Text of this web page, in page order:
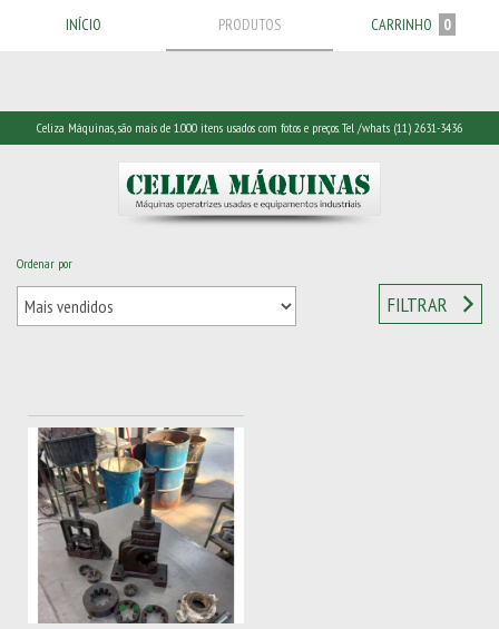
INÍCIO PRODUTOS CARRINHO 0
Celiza Máquinas, são mais de 1.000 itens usados com fotos e preços. Tel /whats (11) 2631-3436
Início / Ferramentas
Ordenar por
FILTRAR